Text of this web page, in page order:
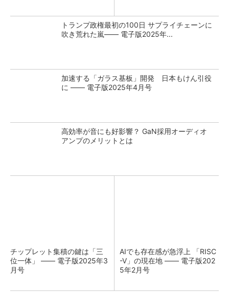
トランプ政権最初の100日 サプライチェーンに
吹き荒れた嵐―― 電子版2025年...
加速する「ガラス基板」開発 日本もけん引役
に ―― 電子版2025年4月号
高効率が音にも好影響？ GaN採用オーディオ
アンプのメリットとは
チップレット集積の鍵は「三
位一体」 ―― 電子版2025年3
月号
AIでも存在感が急浮上 「RISC
-V」の現在地 ―― 電子版202
5年2月号